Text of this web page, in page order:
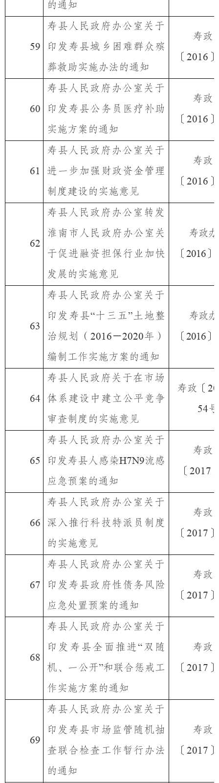
的通知
59
寿县人民政府办公室关于
印发寿县城乡困难群众殡
葬救助实施办法的通知
寿政
〔 2016 〕
60
寿县人民政府办公室关于
印发寿县公务员医疗补助
实施方案的通知
寿政
〔 2016 〕
61
寿县人民政府办公室关于
进一步加强财政资金管理
制度建设的实施意见
寿政
〔 2016 〕
62
寿县人民政府办公室转发
淮南市人民政府办公室关
于促进融资担保行业加快
发展的实施意见
寿政
〔 2016〕
63
寿县人民政府办公室关于
印发寿县“十三五” 土地整
治规划（ 2016－2020年）
编制工作实施方案的通知
寿政
〔 2016〕
64
寿县人民政府关于在市场
体系建设中建立公平竞争
审查制度的实施意见
寿政〔
54号
65
寿县人民政府办公室关于
印发寿县人感染H7N9流感
应急预案的通知
寿政
〔 2017
66
寿县人民政府办公室关于
深入推行科技特派员制度
的实施意见
寿政
〔 2017 〕
67
寿县人民政府办公室关于
印发寿县政府性债务风险
应急处置预案的通知
寿政
〔 2017 〕
68
寿县人民政府办公室关于
印发寿县全面推进“双随
机、一公开”和联合惩戒工
作实施方案的通知
寿政
〔 2017 〕
69
寿县人民政府办公室关于
印发寿县市场监管随机抽
查联合检查工作暂行办法
的通知
寿政
〔 2017 〕